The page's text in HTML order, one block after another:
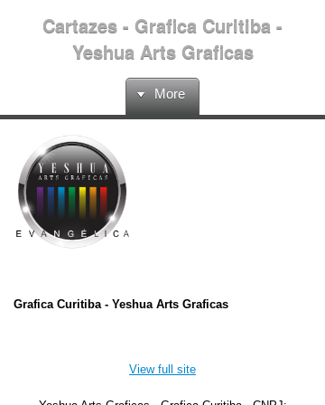
Cartazes - Grafica Curitiba -
Yeshua Arts Graficas
More
Grafica Curitiba - Yeshua Arts Graficas
View full site